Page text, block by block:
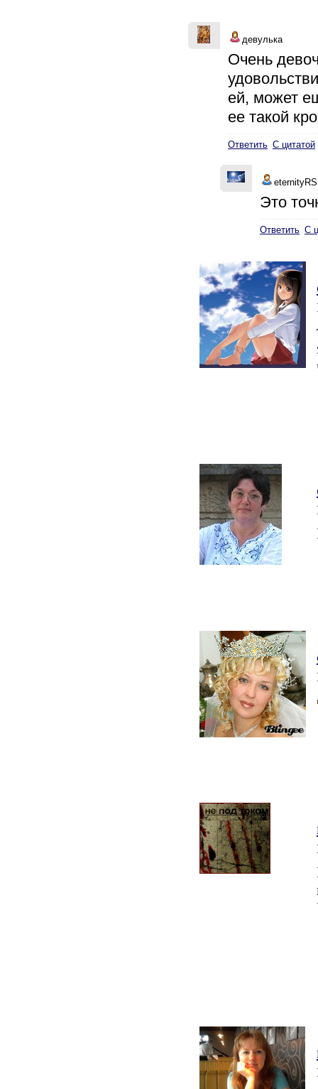
девулька
Очень
ей, может
ее такой
Ответить С цитатой
eternityRS
Это
Ответить С